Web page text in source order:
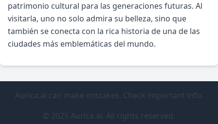
patrimonio cultural para las generaciones futuras. Al
visitarla, uno no solo admira su belleza, sino que
también se conecta con la rica historia de una de las
ciudades más emblemáticas del mundo.
Aurica.ai can make mistakes. Check important info.
© 2025 Aurica.ai. All rights reserved.